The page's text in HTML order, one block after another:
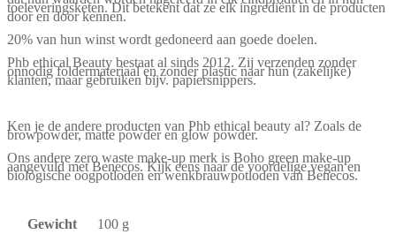
toeleveringsketen. Dit betekent dat ze elk ingrediënt in de producten
door en door kennen.
20% van hun winst wordt gedoneerd aan goede doelen.
Phb ethical Beauty bestaat al sinds 2012. Zij verzenden zonder
onnodig foldermateriaal en zonder plastic naar hun (zakelijke)
klanten, maar gebruiken bijv. papiersnippers.
Ken je de andere producten van Phb ethical beauty al? Zoals de
browpowder,matte powderenglow powder.
Ons andere zero waste make-up merk is Boho green make-up
aangevuld met Benecos. Kijk eens naar de voordeligevegan en
biologische oogpotloden enwenkbrauwpotloden van Benecos.
Gewicht
100 g